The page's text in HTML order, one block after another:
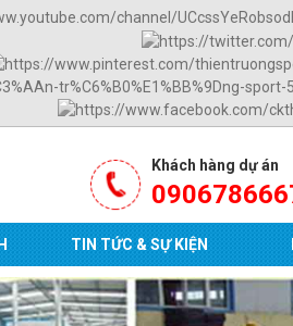
Khách hàng dự án
TIN TỨC & SỰ KIỆN